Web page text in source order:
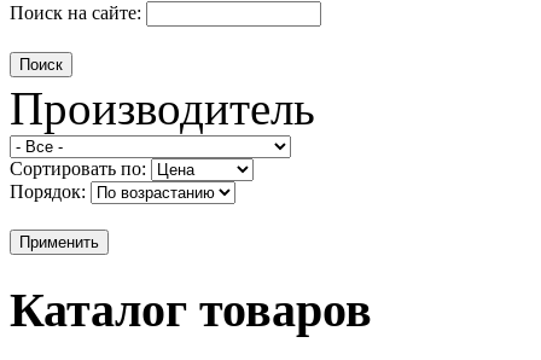
Поиск на сайте:
Производитель
Сортировать по:
Порядок:
Каталог товаров